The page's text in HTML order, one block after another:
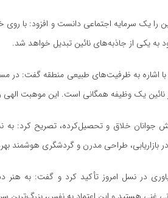
را یک سرمایه اجتماعی دانست و افزود: با
به یکی از جاذبه‌های نائین تبدیل خواهد شد.
با اشاره به ظرفیت‌های طبیعی منطقه گفت:
نائین یک وظیفه همگانی است. این موهبت الهی
جوانان خلاق و تحصیل‌کرده، تصریح کرد:
بازاریابی، طراحی مدرن و گردشگری هوشمند
در نسل امروز تأکید کرد و گفت: به هنر